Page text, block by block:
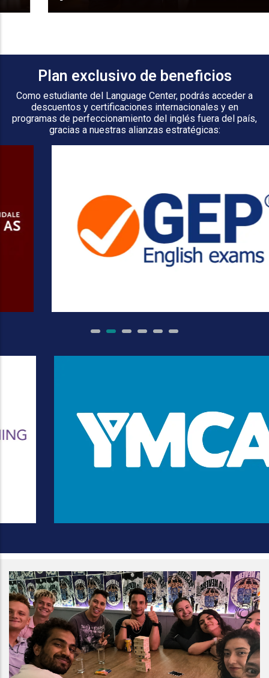
Plan exclusivo de beneficios
Como estudiante del Language Center, podrás acceder a
descuentos y certificaciones internacionales y en
programas de perfeccionamiento del inglés fuera del país,
gracias a nuestras alianzas estratégicas:
Conoce
Conoce